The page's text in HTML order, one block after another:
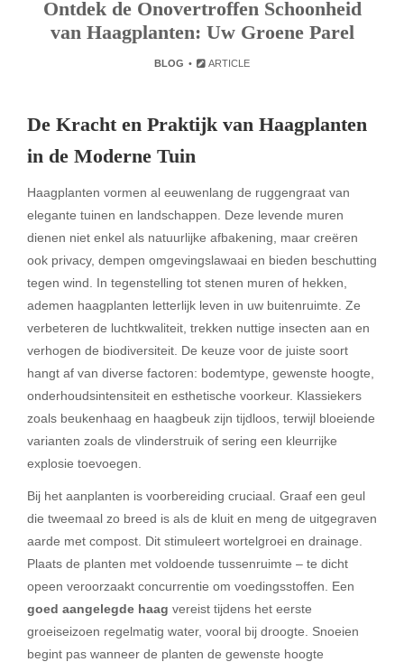
Ontdek de Onovertroffen Schoonheid
van Haagplanten: Uw Groene Parel
BLOG ARTICLE
De Kracht en Praktijk van Haagplanten
in de Moderne Tuin
Haagplanten vormen al eeuwenlang de ruggengraat van
elegante tuinen en landschappen. Deze levende muren
dienen niet enkel als natuurlijke afbakening, maar creëren
ook privacy, dempen omgevingslawaai en bieden beschutting
tegen wind. In tegenstelling tot stenen muren of hekken,
ademen haagplanten letterlijk leven in uw buitenruimte. Ze
verbeteren de luchtkwaliteit, trekken nuttige insecten aan en
verhogen de biodiversiteit. De keuze voor de juiste soort
hangt af van diverse factoren: bodemtype, gewenste hoogte,
onderhoudsintensiteit en esthetische voorkeur. Klassiekers
zoals beukenhaag en haagbeuk zijn tijdloos, terwijl bloeiende
varianten zoals de vlinderstruik of sering een kleurrijke
explosie toevoegen.
Bij het aanplanten is voorbereiding cruciaal. Graaf een geul
die tweemaal zo breed is als de kluit en meng de uitgegraven
aarde met compost. Dit stimuleert wortelgroei en drainage.
Plaats de planten met voldoende tussenruimte – te dicht
opeen veroorzaakt concurrentie om voedingsstoffen. Een
goed aangelegde haag vereist tijdens het eerste
groeiseizoen regelmatig water, vooral bij droogte. Snoeien
begint pas wanneer de planten de gewenste hoogte